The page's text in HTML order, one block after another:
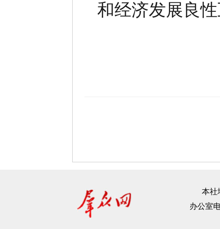
和经济发展良
本社
办公室